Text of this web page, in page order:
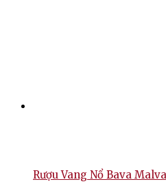
Rượu Vang Nổ Bava